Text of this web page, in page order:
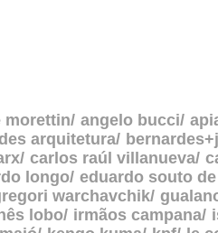
morettin angelo bucci
arquitetura
carlos raúl villanueva
longo eduardo souto
warchavchik
lobo irmãos campana